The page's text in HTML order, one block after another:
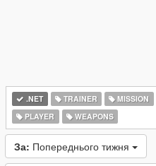
.NET TRAINER MISSION
PLAYER
WEAPONS
За: Попереднього тижня